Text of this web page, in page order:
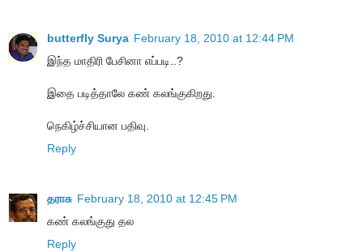
butterfly Surya February 18, 2010 at 12:44 PM
இந்த மாதிரி பேசினா எப்படி..?
இதை படித்தாலே கண் கலங்குகிறது.
நெகிழ்ச்சியான பதிவு.
Reply
தராசு February 18, 2010 at 12:45 PM
கண் கலங்குது தல
Reply